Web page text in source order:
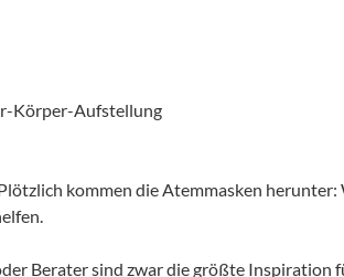
Körper-Aufstellung
kommen die Atemmasken
Berater sind zwar die größte